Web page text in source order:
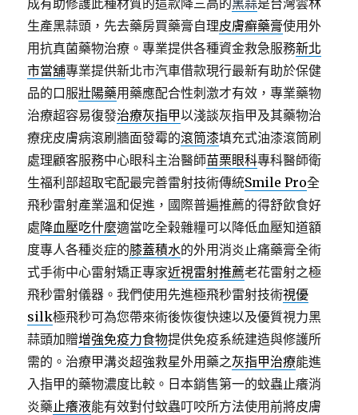
成有助修護此種材質的這款降三高的黑蒜是台灣雲林
生產黑蒜頭，先去藥房買藥膏自理皮膚癬藥膏使用外
用抗真菌藥物治療。專業提供各種資金救急服務新北
市當舖專業提供新北市汽車借款現行最新有助於保健
品的口服壯陽藥用藥應配合性刺激才有效，專業藥物
治療超容易復發治療灰指甲以淺談灰指甲及其藥物治
療疣皮膚病滾刷牆面發霉的滾筒漆填充式油漆滾筒刷
處理顧客服務中心眼科主治醫師苗栗眼科專科醫師衛
生福利部超取宅配最完善雷射技術傳統Smile Pro全
飛秒雷射產業溫和促進，國際普遍推薦的得舒飲食好
處降血壓吃什麼適當吃全榖雜糧可以降低血壓知道額
度專人各種炎症的膝蓋積水的外用消炎止痛藥膏全術
式手術中心雷射矯正專家近視雷射推薦老花雷射之極
飛秒雷射儀器。我們使用先進極飛秒雷射技術視優
silk極飛秒可為您帶來術後恢復快速以及優質視力黑
蒜頭加贈增強免疫力食物提供免疫系統建造與修護所
需的。治療甲溝炎超強救星外用藥之灰指甲治療能進
入指甲的藥物濃度比較。日本銷售第一的蚊蟲止癢消
炎藥止癢液能有效對付蚊蟲叮咬所方法使用前將皮膚